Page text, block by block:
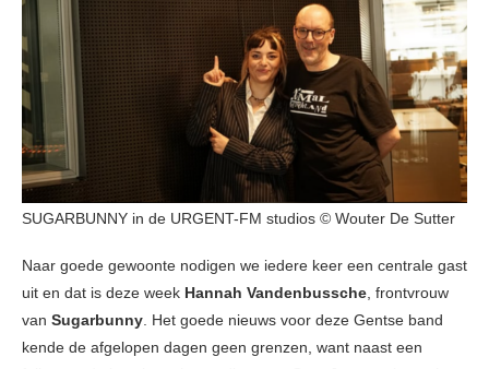
SUGARBUNNY in de URGENT-FM studios © Wouter De Sutter
Naar goede gewoonte nodigen we iedere keer een centrale gast
uit en dat is deze week Hannah Vandenbussche , frontvrouw
van Sugarbunny . Het goede nieuws voor deze Gentse band
kende de afgelopen dagen geen grenzen, want naast een